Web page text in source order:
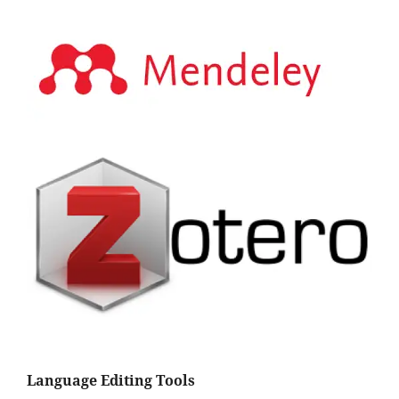
Language Editing Tools